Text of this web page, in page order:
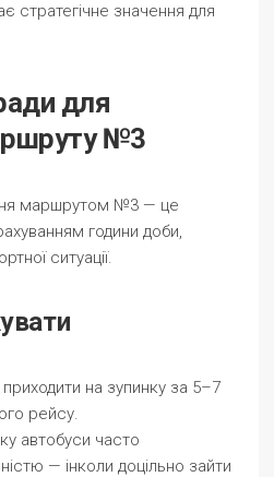
стратегічне значення для
для
№3
маршрутом №3 — це
години доби,
ситуації.
на зупинку за 5–7
рейсу.
автобуси часто
— інколи доцільно зайти